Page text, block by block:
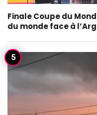
Finale Coupe du
du monde face à